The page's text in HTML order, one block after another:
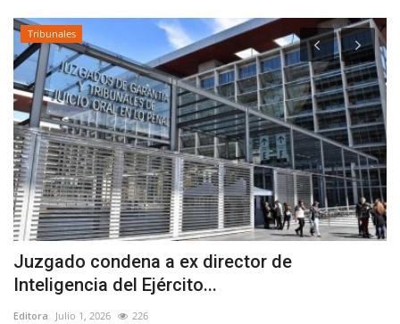
Tribunales
Juzgado condena a ex director de
Inteligencia del Ejército...
Editora Julio 1, 2026 226